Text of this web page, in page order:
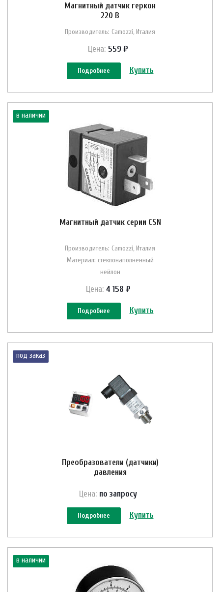
Магнитный датчик геркон
220 В
Производитель: Camozzi, Италия
Цена: 559 ₽
Подробнее Купить
в наличии
Магнитный датчик серии CSN
Производитель: Camozzi, Италия
Материал: стеклонаполненный
нейлон
Цена: 4 158 ₽
Подробнее Купить
под заказ
Преобразователи (датчики)
давления
Цена: по запросу
Подробнее Купить
в наличии